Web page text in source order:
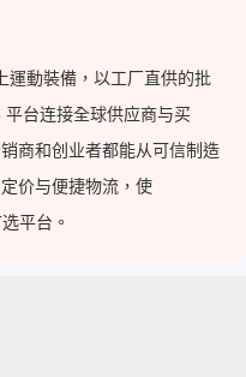
運動裝備，以工厂直供的批
台连接全球供应商与买
商和创业者都能从可信制造
价与便捷物流，使
平台。